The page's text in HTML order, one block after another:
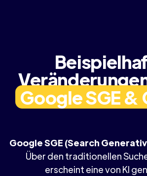
Google SGE &
Google SGE (Search
Über den traditionellen
erscheint eine von KI